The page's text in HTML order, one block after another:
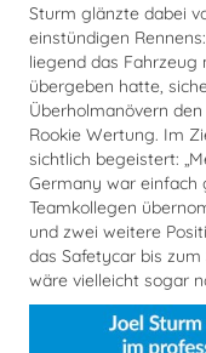
Sturm glänzte dabei
einstündigen
liegend das Fahrzeug
übergeben hatte,
Überholmanövern
Rookie Wertung. Im
sichtlich begeistert:
Germany war einfach
Teamkollegen
und zwei weitere
das Safetycar bis
wäre vielleicht sogar